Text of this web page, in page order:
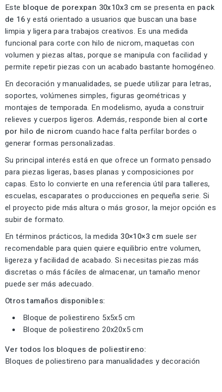
Este bloque de porexpan 30x10x3 cm se presenta en pack
de 16y está orientado a usuarios que buscan una base
limpia y ligera para trabajos creativos. Es una medida
funcional para corte con hilo de nicrom, maquetas con
volumen y piezas altas, porque se manipula con facilidad y
permite repetir piezas con un acabado bastante homogéneo.
En decoración y manualidades, se puede utilizar para letras,
soportes, volúmenes simples, figuras geométricas y
montajes de temporada. En modelismo, ayuda a construir
relieves y cuerpos ligeros. Además, responde bien al corte
por hilo de nicrom cuando hace falta perfilar bordes o
generar formas personalizadas.
Su principal interés está en que ofrece un formato pensado
para piezas ligeras, bases planas y composiciones por
capas. Esto lo convierte en una referencia útil para talleres,
escuelas, escaparates o producciones en pequeña serie. Si
el proyecto pide más altura o más grosor, la mejor opción es
subir de formato.
En términos prácticos, la medida 30×10×3 cm suele ser
recomendable para quien quiere equilibrio entre volumen,
ligereza y facilidad de acabado. Si necesitas piezas más
discretas o más fáciles de almacenar, un tamaño menor
puede ser más adecuado.
Otros tamaños disponibles:
Bloque de poliestireno 5x5x5 cm
Bloque de poliestireno 20x20x5 cm
Ver todos los bloques de poliestireno:
Bloques de poliestireno para manualidades y decoración